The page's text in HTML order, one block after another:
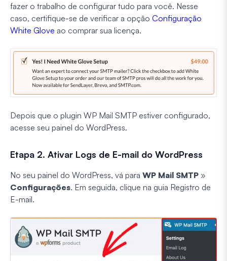
fazer o trabalho de configurar tudo para você. Nesse
caso, certifique-se de verificar a opção Configuração
White Glove ao comprar sua licença.
Depois que o plugin WP Mail SMTP estiver configurado,
acesse seu painel do WordPress.
Etapa 2. Ativar Logs de E-mail do WordPress
No seu painel do WordPress, vá para WP Mail SMTP »
Configurações. Em seguida, clique na guia Registro de
E-mail.